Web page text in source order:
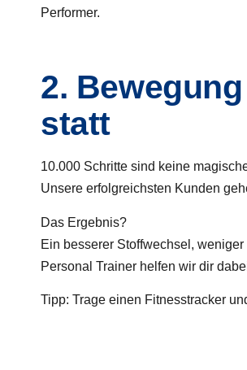
Performer.
2.
statt
10.000 Schritte sind keine
Unsere erfolgreichsten Kunden
Das Ergebnis?
Ein besserer Stoffwechsel,
Personal Trainer helfen wir dir
Tipp: Trage einen Fitnesstracker